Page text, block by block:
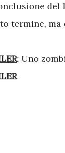
del
termine,
: Uno